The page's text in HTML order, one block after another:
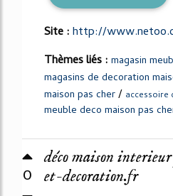
Site :http://
Thèmes liés : magasin
magasins de decoration
maison pas cher/ accessoire
meuble deco maison pas
0
déco maison
et-decoration.fr